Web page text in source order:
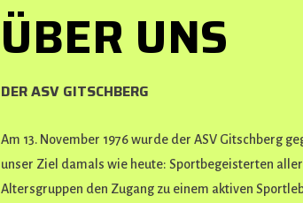
ÜBER UNS
DER ASV GITSCHBERG
Am 13. November 1976 wurde der ASV Gitschberg
unser Ziel damals wie heute: Sportbegeisterten aller
Altersgruppen den Zugang zu einem aktiven